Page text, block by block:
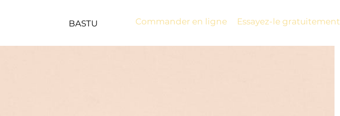
BASTU Commander en ligne Essayez-le gratuitement